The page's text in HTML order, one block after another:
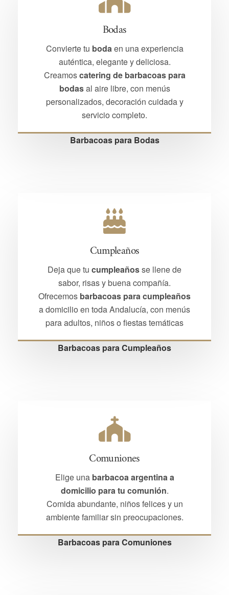
Bodas
Convierte tu bodaen una experiencia
auténtica, elegante y deliciosa.
Creamoscatering de barbacoas para
bodasal aire libre, con menús
personalizados, decoración cuidada y
servicio completo.
Barbacoas para Bodas
Cumpleaños
Deja que tu cumpleañosse llene de
sabor, risas y buena compañía.
Ofrecemos barbacoas para cumpleaños
a domicilio en toda Andalucía, con menús
para adultos, niños o fiestas temáticas
Barbacoas para Cumpleaños
Comuniones
Elige una barbacoa argentina a
domicilio para tu comunión.
Comida abundante, niños felices y un
ambiente familiar sin preocupaciones.
Barbacoas para Comuniones